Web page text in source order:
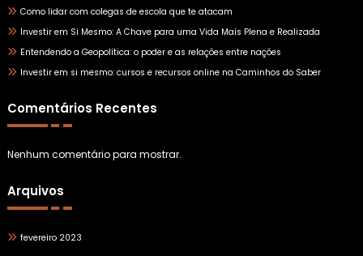
Como lidar com colegas de escola que te atacam
Investir em Si Mesmo: A Chave para uma Vida Mais Plena e Realizada
Entendendo a Geopolítica: o poder e as relações entre nações
Investir em si mesmo: cursos e recursos online na Caminhos do Saber
Comentários Recentes
Nenhum comentário para mostrar.
Arquivos
fevereiro 2023